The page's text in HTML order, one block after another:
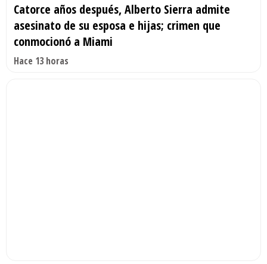
Catorce años después, Alberto Sierra admite
asesinato de su esposa e hijas; crimen que
conmocionó a Miami
Hace 13 horas